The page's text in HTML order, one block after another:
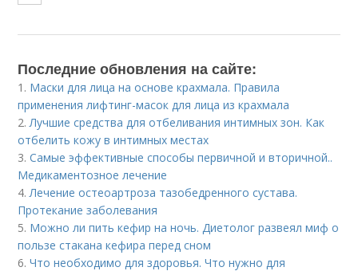
Последние обновления на сайте:
1. Маски для лица на основе крахмала. Правила
применения лифтинг-масок для лица из крахмала
2.Лучшие средства для отбеливания интимных зон. Как
отбелить кожу в интимных местах
3.Самые эффективные способы первичной и вторичной..
Медикаментозное лечение
4.Лечение остеоартроза тазобедренного сустава.
Протекание заболевания
5. Можно ли пить кефир на ночь. Диетолог развеял миф о
пользе стакана кефира перед сном
6.Что необходимо для здоровья. Что нужно для